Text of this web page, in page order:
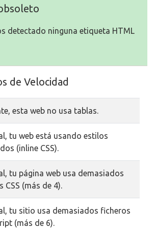
detectado ninguna etiqueta HTML
de Velocidad
esta web no usa tablas.
tu web está usando estilos
(inline CSS).
tu página web usa demasiados
CSS (más de 4).
tu sitio usa demasiados ficheros
(más de 6).